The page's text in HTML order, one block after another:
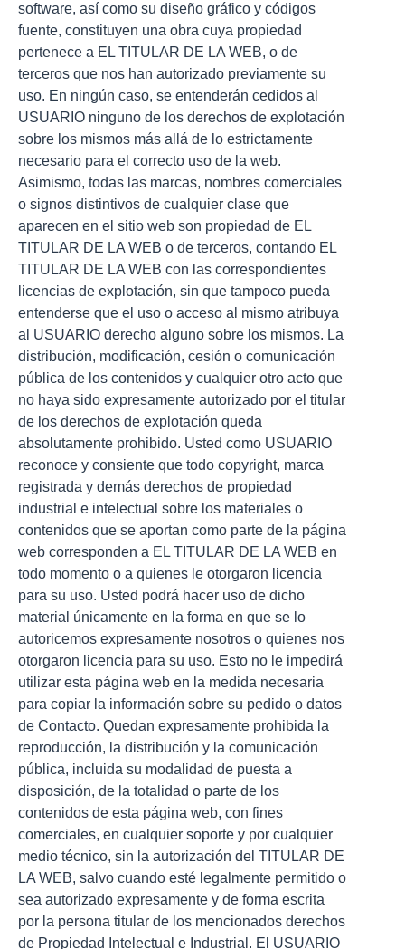
software, así como su diseño gráfico y códigos
fuente, constituyen una obra cuya propiedad
pertenece a EL TITULAR DE LA WEB, o de
terceros que nos han autorizado previamente su
uso. En ningún caso, se entenderán cedidos al
USUARIO ninguno de los derechos de explotación
sobre los mismos más allá de lo estrictamente
necesario para el correcto uso de la web.
Asimismo, todas las marcas, nombres comerciales
o signos distintivos de cualquier clase que
aparecen en el sitio web son propiedad de EL
TITULAR DE LA WEB o de terceros, contando EL
TITULAR DE LA WEB con las correspondientes
licencias de explotación, sin que tampoco pueda
entenderse que el uso o acceso al mismo atribuya
al USUARIO derecho alguno sobre los mismos. La
distribución, modificación, cesión o comunicación
pública de los contenidos y cualquier otro acto que
no haya sido expresamente autorizado por el titular
de los derechos de explotación queda
absolutamente prohibido. Usted como USUARIO
reconoce y consiente que todo copyright, marca
registrada y demás derechos de propiedad
industrial e intelectual sobre los materiales o
contenidos que se aportan como parte de la página
web corresponden a EL TITULAR DE LA WEB en
todo momento o a quienes le otorgaron licencia
para su uso. Usted podrá hacer uso de dicho
material únicamente en la forma en que se lo
autoricemos expresamente nosotros o quienes nos
otorgaron licencia para su uso. Esto no le impedirá
utilizar esta página web en la medida necesaria
para copiar la información sobre su pedido o datos
de Contacto. Quedan expresamente prohibida la
reproducción, la distribución y la comunicación
pública, incluida su modalidad de puesta a
disposición, de la totalidad o parte de los
contenidos de esta página web, con fines
comerciales, en cualquier soporte y por cualquier
medio técnico, sin la autorización del TITULAR DE
LA WEB, salvo cuando esté legalmente permitido o
sea autorizado expresamente y de forma escrita
por la persona titular de los mencionados derechos
de Propiedad Intelectual e Industrial. El USUARIO